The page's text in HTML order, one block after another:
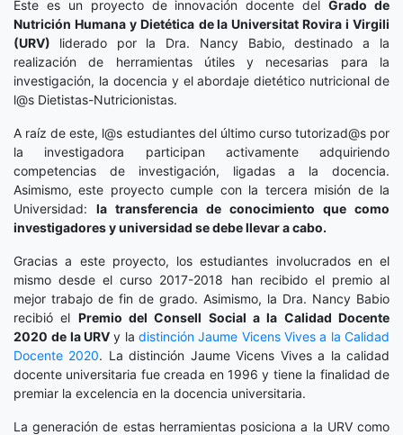
Este es un proyecto de innovación docente delGrado de
Nutrición Humana y Dietética de la Universitat Rovira i Virgili
(URV) liderado por la Dra. Nancy Babio, destinado a la
realización de herramientas útiles y necesarias para la
investigación, la docencia y el abordaje dietético nutricional de
l@s Dietistas-Nutricionistas.
A raíz de este, l@s estudiantes del último curso tutorizad@s por
la investigadora participan activamente adquiriendo
competencias de investigación, ligadas a la docencia.
Asimismo, este proyecto cumple con la tercera misión de la
Universidad: la transferencia de conocimiento que como
investigadores y universidad se debe llevar a cabo.
Gracias a este proyecto, los estudiantes involucrados en el
mismo desde el curso 2017-2018 han recibido el premio al
mejor trabajo de fin de grado. Asimismo, la Dra. Nancy Babio
recibió el Premio del Consell Social a la Calidad Docente
2020 de la URV y ladistinción Jaume Vicens Vives a la Calidad
Docente 2020. La distinción Jaume Vicens Vives a la calidad
docente universitaria fue creada en 1996 y tiene la finalidad de
premiar la excelencia en la docencia universitaria.
La generación de estas herramientas posiciona a la URV como